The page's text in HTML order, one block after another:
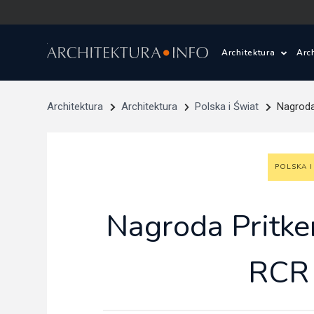
Architektura
Wasze
Architektura
Pracownie
Architektura Architektura Polska i Świat
POLSKA
Nagroda